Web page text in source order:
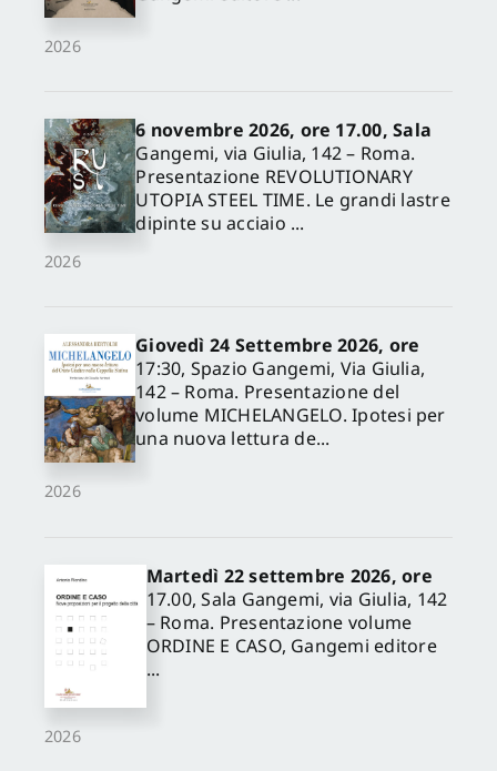
2026
2026
6 novembre 2026, ore 17.00, Sala
Gangemi, via Giulia, 142 – Roma.
Presentazione REVOLUTIONARY
UTOPIA STEEL TIME. Le grandi lastre
dipinte su acciaio ...
2026
Giovedì 24 Settembre 2026, ore
17:30, Spazio Gangemi, Via Giulia,
142 – Roma. Presentazione del
volume MICHELANGELO. Ipotesi per
una nuova lettura de...
2026
Martedì 22 settembre 2026, ore
17.00, Sala Gangemi, via Giulia, 142
– Roma. Presentazione volume
ORDINE E CASO, Gangemi editore
...